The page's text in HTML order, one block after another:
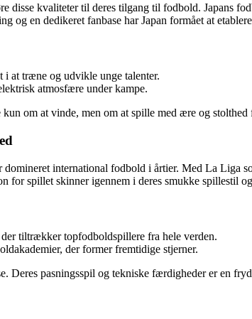
disse kvaliteter til deres tilgang til fodbold. Japans
og en dedikeret fanbase har Japan formået at
i at træne og udvikle unge talenter.
atmosfære under kampe.
om at vinde, men om at spille med ære og
international fodbold i årtier. Med La Liga
for spillet skinner igennem i deres smukke spillestil
tiltrækker topfodboldspillere fra hele verden.
der former fremtidige stjerner.
Deres pasningsspil og tekniske færdigheder er en